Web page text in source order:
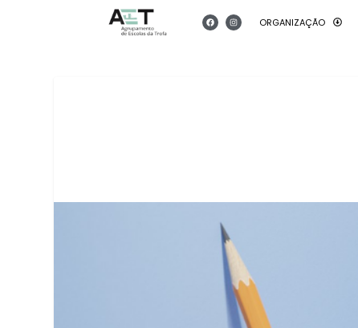
ORGANIZAÇÃO